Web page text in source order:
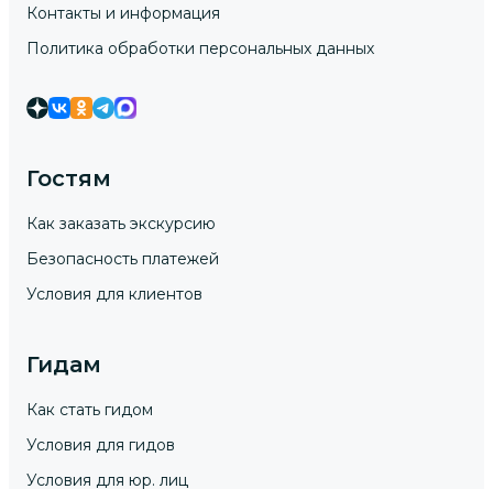
Контакты и информация
Политика обработки персональных данных
Гостям
Как заказать экскурсию
Безопасность платежей
Условия для клиентов
Гидам
Как стать гидом
Условия для гидов
Условия для юр. лиц